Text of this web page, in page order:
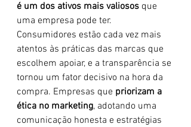
é um dos ativos mais valiosos que
uma empresa pode ter.
Consumidores estão cada vez mais
atentos às práticas das marcas que
escolhem apoiar, e a transparência se
tornou um fator decisivo na hora da
compra. Empresas que priorizam a
ética no marketing, adotando uma
comunicação honesta e estratégias